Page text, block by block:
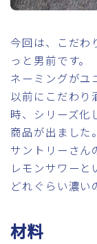
今回は、こだわ
っと男前です。
ネーミングがユ
以前にこだわり
時、シリーズ化
商品が出ました。
サントリーさん
レモンサワーと
どれぐらい濃い
材料